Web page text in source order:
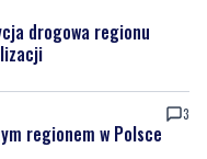
drogowa regionu
3
regionem w Polsce